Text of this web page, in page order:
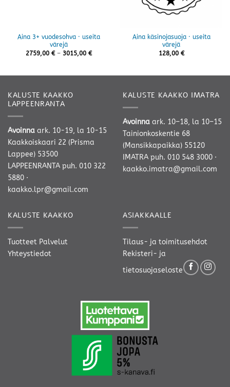
Aina 3+ vuodesohva · useita
värejä
2759,00 € – 3015,00 €Hintaluokka:
Aina käsinojasuoja · useita
värejä
128,00 €
KALUSTE KAAKKO
LAPPEENRANTA
Avoinna ark. 10-19, la 10-15
Kaakkoiskaari 22 (Prisma
Lappee) 53500
LAPPEENRANTA puh. 010 322
5880 ·
kaakko.lpr@gmail.com
KALUSTE KAAKKO IMATRA
Avoinna ark. 10–18, la 10–15
Tainionkoskentie 68
(Mansikkapaikka) 55120
IMATRA puh. 010 548 3000 ·
kaakko.imatra@gmail.com
KALUSTE KAAKKO
Tuotteet Palvelut
Yhteystiedot
ASIAKKAALLE
Tilaus- ja toimitusehdot
Rekisteri- ja
tietosuojaseloste